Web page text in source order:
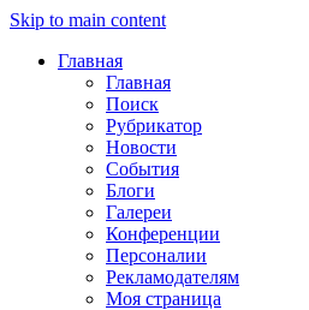
Skip to main content
Главная
Главная
Поиск
Рубрикатор
Новости
События
Блоги
Галереи
Конференции
Персоналии
Рекламодателям
Моя страница